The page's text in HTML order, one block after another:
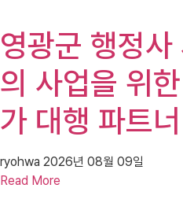
영광군 행정사
의 사업을 위
가 대행 파트너
ryohwa 2026년 08월 09일
Read More